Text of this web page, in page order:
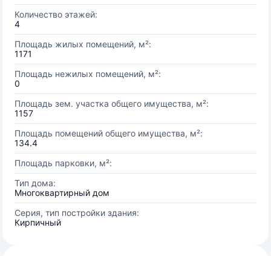
Количество этажей:
4
Площадь жилых помещений, м²:
1171
Площадь нежилых помещений, м²:
0
Площадь зем. участка общего имущества, м²:
1157
Площадь помещений общего имущества, м²:
134.4
Площадь парковки, м²:
Тип дома:
Многоквартирный дом
Серия, тип постройки здания:
Кирпичный